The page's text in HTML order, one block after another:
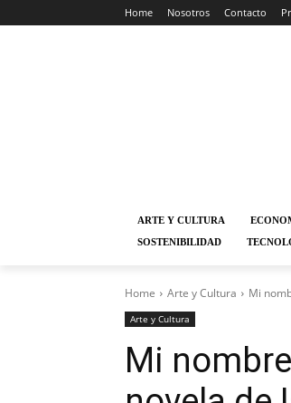
Home Nosotros Contacto
ARTE Y CULTURA
SOSTENIBILIDAD
Home Arte y Cultura Mi
Arte y Cultura
Mi